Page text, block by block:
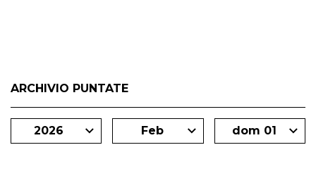
ARCHIVIO PUNTATE
2026 Feb dom 01